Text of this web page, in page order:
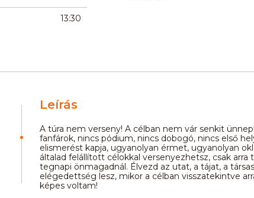
13:30
Leírás
A túra nem verseny! A célban nem vár senkit
fanfárok, nincs pódium, nincs dobogó, nincs első
elismerést kapja, ugyanolyan érmet, ugyanolyan
általad felállított célokkal versenyezhetsz, csak arra
tegnapi önmagadnál. Élvezd az utat, a tájat, a
elégedettség lesz, mikor a célban visszatekintve
képes voltam!